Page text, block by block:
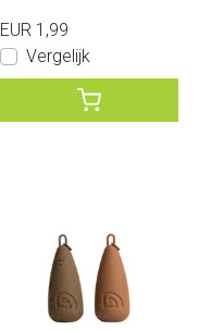
EUR 1,99
Vergelijk